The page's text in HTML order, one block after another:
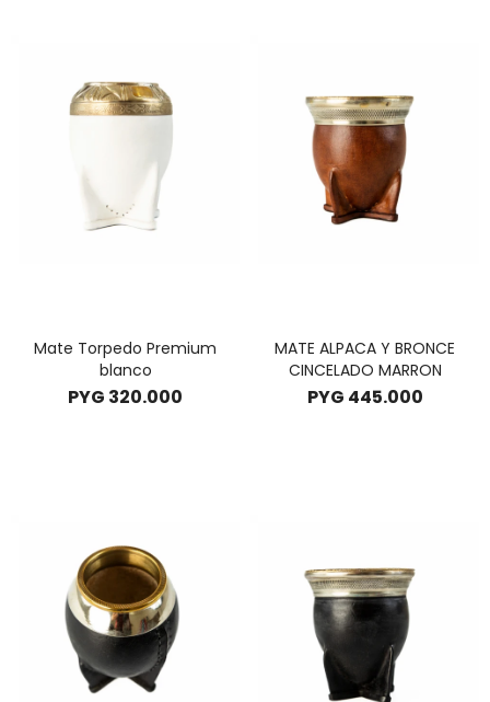
Mate Torpedo Premium
blanco
PYG 320.000
MATE ALPACA Y BRONCE
CINCELADO MARRON
PYG 445.000